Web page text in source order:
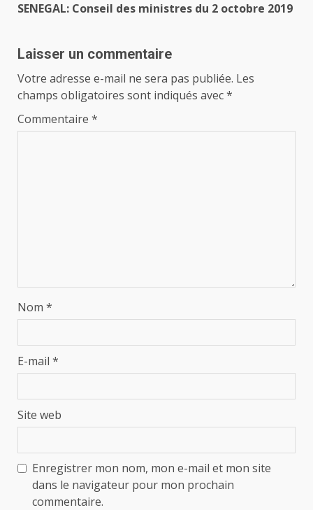
SENEGAL: Conseil des ministres du 2 octobre 2019
Laisser un commentaire
Votre adresse e-mail ne sera pas publiée. Les
champs obligatoires sont indiqués avec*
Commentaire *
Nom *
E-mail *
Site web
Enregistrer mon nom, mon e-mail et mon site
dans le navigateur pour mon prochain
commentaire.